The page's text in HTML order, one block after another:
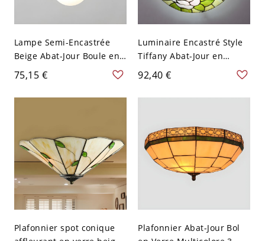
Lampe Semi-Encastrée
Beige Abat-Jour Boule en
Verre 1 Tête Moderne
Semi-Plafonnier en Bois -
110 V-120 V
75,15 €
Luminaire Encastré Style
Tiffany Abat-Jour en
Vitrail Plafonnier en
Forme de Bol - Beige 110
V-120 V 30,48 cm
92,40 €
Plafonnier spot conique
Plafonnier Abat-Jour Bol